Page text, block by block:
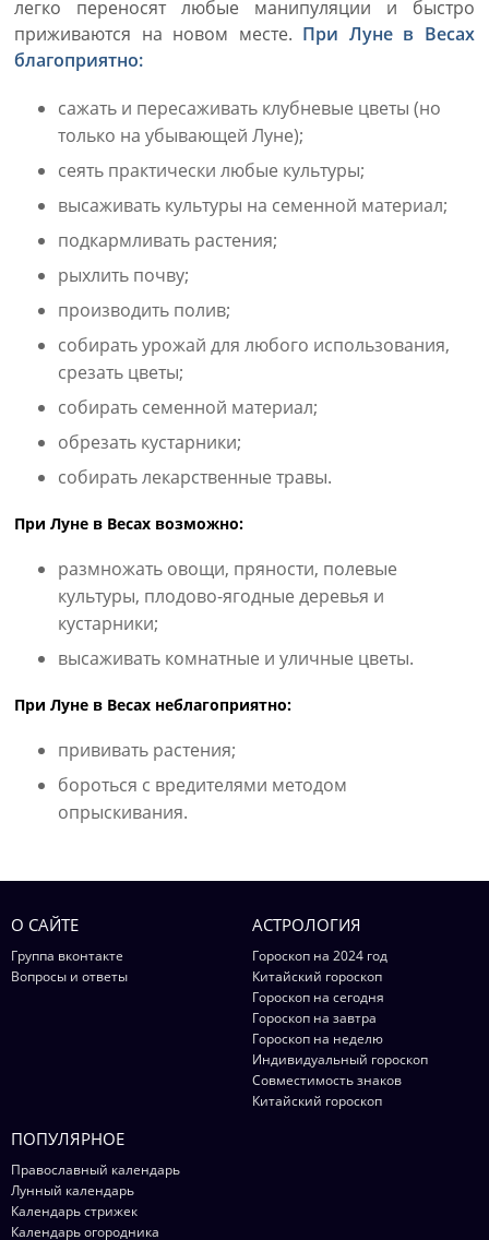
легко переносят любые манипуляции и быстро
приживаются на новом месте. При Луне в Весах
благоприятно:
сажать и пересаживать клубневые цветы (но
только на убывающей Луне);
сеять практически любые культуры;
высаживать культуры на семенной материал;
подкармливать растения;
рыхлить почву;
производить полив;
собирать урожай для любого использования,
срезать цветы;
собирать семенной материал;
обрезать кустарники;
собирать лекарственные травы.
При Луне в Весах возможно:
размножать овощи, пряности, полевые
культуры, плодово-ягодные деревья и
кустарники;
высаживать комнатные и уличные цветы.
При Луне в Весах неблагоприятно:
прививать растения;
бороться с вредителями методом
опрыскивания.
О САЙТЕ
Группа вконтакте
Вопросы и ответы
АСТРОЛОГИЯ
Гороскоп на 2024 год
Китайский гороскоп
Гороскоп на сегодня
Гороскоп на завтра
Гороскоп на неделю
Индивидуальный гороскоп
Совместимость знаков
Китайский гороскоп
ПОПУЛЯРНОЕ
Православный календарь
Лунный календарь
Календарь стрижек
Календарь огородника